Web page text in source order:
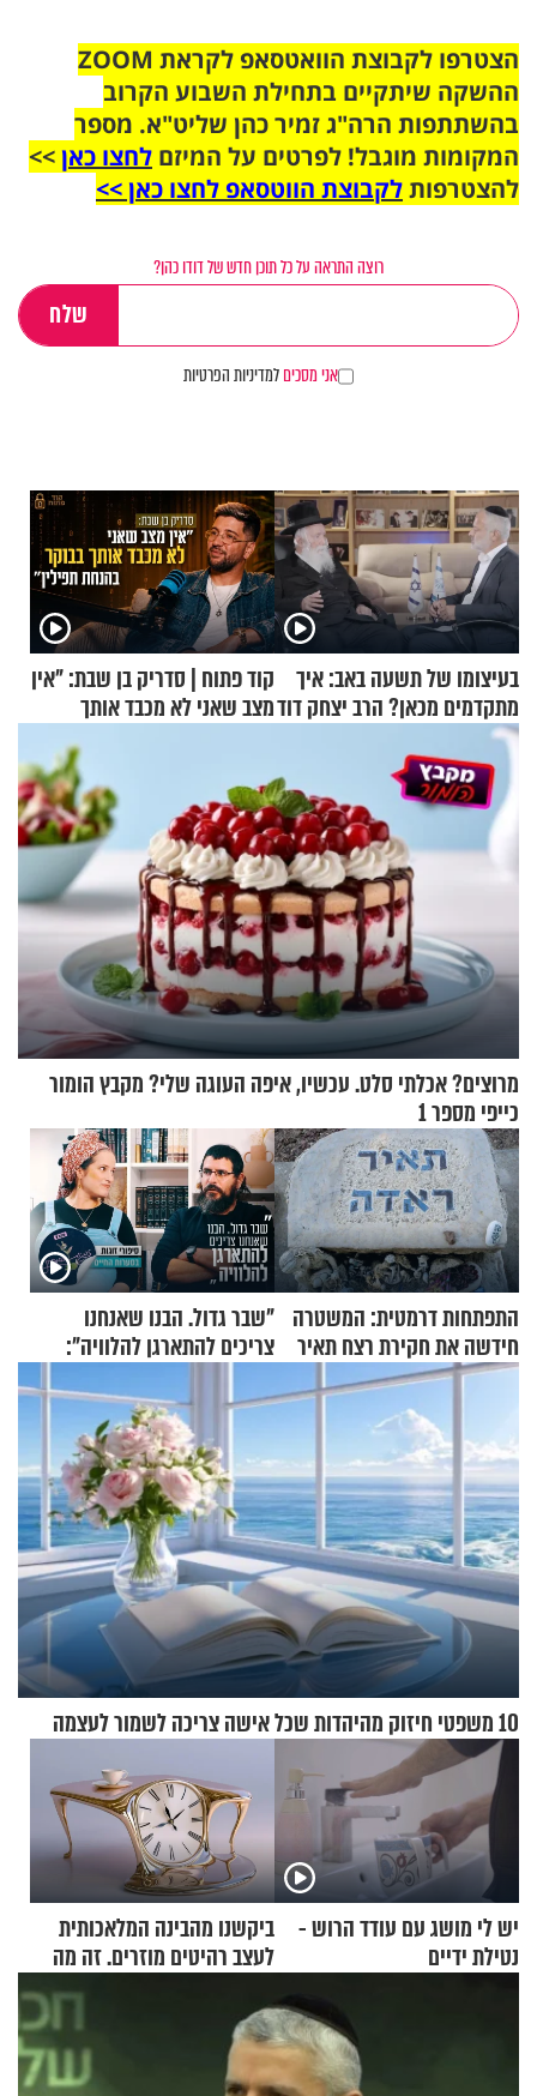
הצטרפו לקבוצת הוואטסאפ לקראת ZOOM
ההשקה שיתקיים בתחילת השבוע הקרוב
בהשתתפות הרה"ג זמיר כהן שליט"א. מספר
המקומות מוגבל! לפרטים על המיזם לחצו כאן>>
להצטרפותלקבוצת הווטסאפ לחצו כאן >>
רוצה התראה על כל תוכן חדש של דודו כהן?
אני מסכיםלמדיניות הפרטיות
בעיצומו של תשעה באב: איך
מתקדמים מכאן? הרב יצחק דוד
גרוסמן בשיחה מיוחדת
קוד פתוח | סדריק בן שבת: "אין
מצב שאני לא מכבד אותך
מרוצים? אכלתי סלט. עכשיו, איפה העוגה שלי? מקבץ הומור
כייפי מספר 1
התפתחות דרמטית: המשטרה
חידשה את חקירת רצח תאיר
ראדה
"שבר גדול. הבנו שאנחנו
צריכים להתארגן להלוויה":
וגד דנינו
10 משפטי חיזוק מהיהדות שכל אישה צריכה לשמור לעצמה
יש לי מושג עם עודד הרוש -
נטילת ידיים
ביקשנו מהבינה המלאכותית
לעצב רהיטים מוזרים. זה מה